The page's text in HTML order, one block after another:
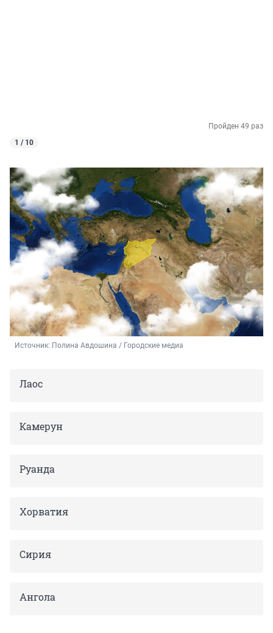
Пройден 49 раз
1 / 10
Источник: Полина Авдошина / Городские медиа
Лаос
Камерун
Руанда
Хорватия
Сирия
Ангола